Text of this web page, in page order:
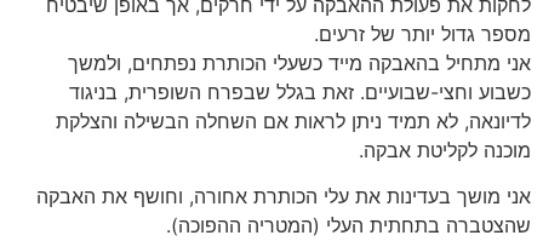
מספר גדול יותר של זרעים.
אני מתחיל בהאבקה מייד כשעלי הכותרת נפתחים, ולמשך
כשבוע וחצי-שבועיים. זאת בגלל שבפרח השופרית, בניגוד
לדיונאה, לא תמיד ניתן לראות אם השחלה הבשילה והצלקת
מוכנה לקליטת אבקה.
אני מושך בעדינות את עלי הכותרת אחורה, וחושף את האבקה
שהצטברה בתחתית העלי (המטריה ההפוכה).